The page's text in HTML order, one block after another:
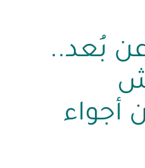
بُعد..
أجواء